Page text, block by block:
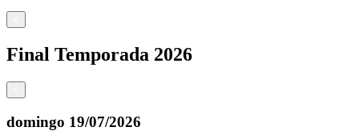
Final Temporada 2026
domingo 19/07/2026